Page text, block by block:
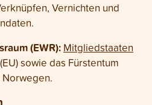
Vernichten und
(EWR): Mitglied­staaten
(EU) sowie das Fürstentum